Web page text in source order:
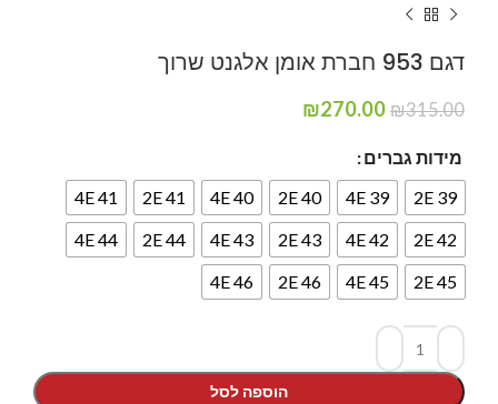
דגם 953 חברת אומן אלגנט שרוך
₪315.00
₪270.00
מידות גברים
39 2E
39 4E
2E 40
40 4E
41 2E
41 4E
42 2E
42 4E
43 2E
43 4E
44 2E
44 4E
45 2E
45 4E
46 2E
46 4E
הוספה לסל